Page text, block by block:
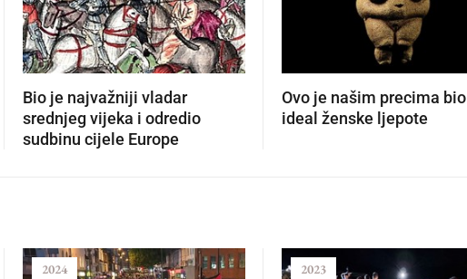
Bio je najvažniji vladar
srednjeg vijeka i odredio
sudbinu cijele Europe
Ovo je našim precima bio
ideal ženske ljepote
2024 2023